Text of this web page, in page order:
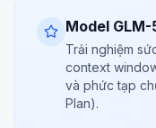
Model
Trải nghiệm
context
và phức tạp
Plan).